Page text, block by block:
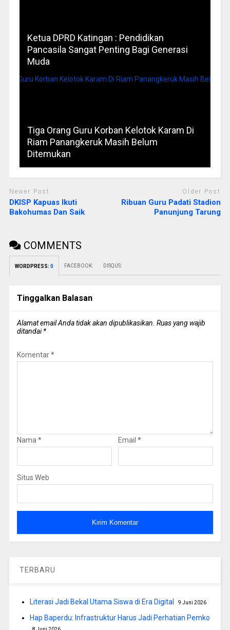
Ketua DPRD Katingan : Pendidikan
Pancasila Sangat Penting Bagi Generasi
Muda
Tiga Orang Guru Korban Kelotok Karam Di
Riam Panangkeruk Masih Belum
Ditemukan
Newer Post
DKISP Kapuas Ikuti
Bakohumas Dan Saik
Older Post
Ribuan Guru Padati Stadion
Panunjung Tarung
COMMENTS
WORDPRESS: 0 FACEBOOK: DISQUS:
Tinggalkan Balasan
Alamat email Anda tidak akan dipublikasikan. Ruas yang wajib
ditandai*
Komentar*
Nama * Email *
Situs Web
TERBARU
Literasi Jadi Bekal Utama Siswa di Era Digital 9 Juni 2026
Hap Baperdu: Infrastruktur Harus Jadi Perhatian Pemko